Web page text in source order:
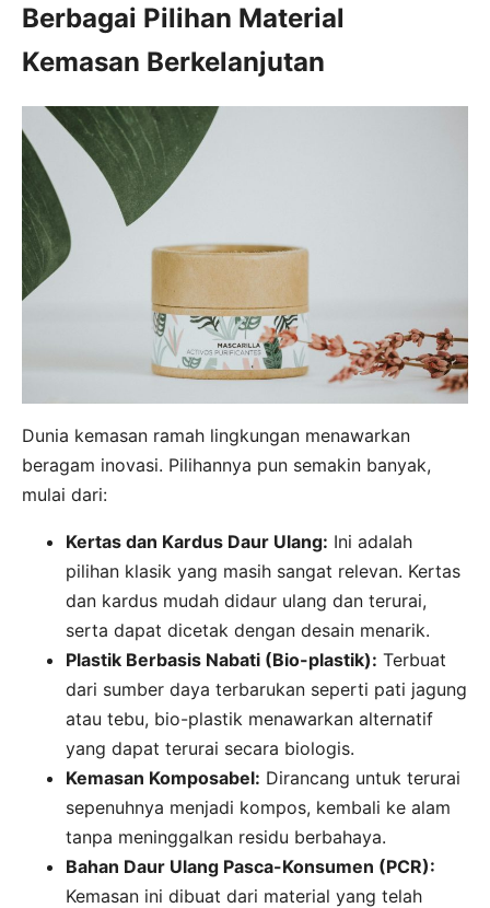
Berbagai Pilihan Material
Kemasan Berkelanjutan
Dunia kemasan ramah lingkungan menawarkan
beragam inovasi. Pilihannya pun semakin banyak,
mulai dari:
Kertas dan Kardus Daur Ulang: Ini adalah
pilihan klasik yang masih sangat relevan. Kertas
dan kardus mudah didaur ulang dan terurai,
serta dapat dicetak dengan desain menarik.
Plastik Berbasis Nabati (Bio-plastik): Terbuat
dari sumber daya terbarukan seperti pati jagung
atau tebu, bio-plastik menawarkan alternatif
yang dapat terurai secara biologis.
Kemasan Komposabel: Dirancang untuk terurai
sepenuhnya menjadi kompos, kembali ke alam
tanpa meninggalkan residu berbahaya.
Bahan Daur Ulang Pasca-Konsumen (PCR):
Kemasan ini dibuat dari material yang telah